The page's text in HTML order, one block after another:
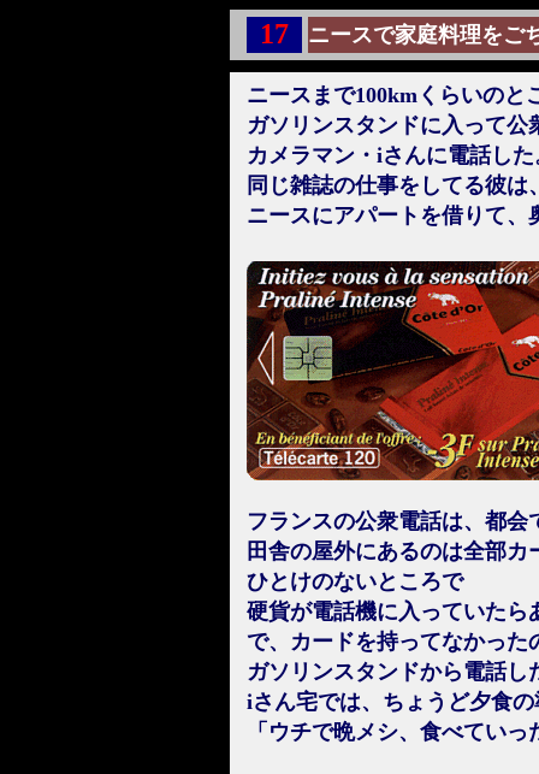
17 ニースで家庭料理をご
ニースまで100kmくらいのと
ガソリンスタンドに入って公
カメラマン・iさんに電話した
同じ雑誌の仕事をしてる彼は
ニースにアパートを借りて
フランスの公衆電話は、都会
田舎の屋外にあるのは全部カ
ひとけのないところで
硬貨が電話機に入っていたら
で、カードを持ってなかった
ガソリンスタンドから電話し
iさん宅では、ちょうど夕食
「ウチで晩メシ、食べてい